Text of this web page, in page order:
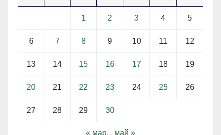
1 2 3 4 5
6 7 8 9 10 11 12
13 14 15 16 17 18 19
20 21 22 23 24 25 26
27 28 29 30
« мар. май »